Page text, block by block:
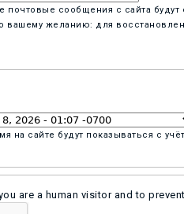
сообщения с сайта
вашему желанию: для
сайте будут показываться с
are a human visitor and to